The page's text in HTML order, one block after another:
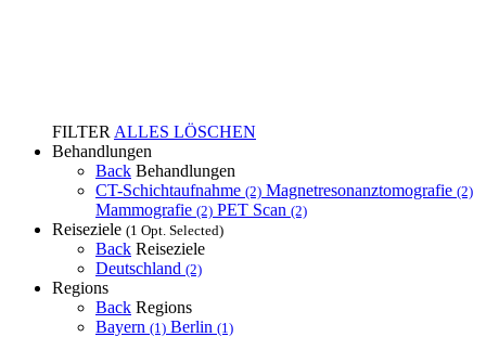
FILTER ALLES LÖSCHEN
Behandlungen
Back Behandlungen
CT-Schichtaufnahme (2) Magnetresonanztomografie (2)
Mammografie (2) PET Scan (2)
Reiseziele (1 Opt. Selected)
Back Reiseziele
Deutschland (2)
Regions
Back Regions
Bayern (1) Berlin (1)